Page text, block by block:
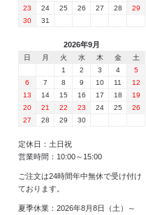
23
24 25 26 27 28
29
30
31
2026年9月
日 月 火 水 木 金
土
1
2 3 4
5
6
7 8 9 10 11
12
13
14 15 16 17 18
19
20
21 22 23 24 25
26
27
28 29 30
定休日：土日祝
営業時間：10:00～15:00
ご注文は24時間年中無休で受け付け
ております。
夏季休業：2026年8月8日（土）～